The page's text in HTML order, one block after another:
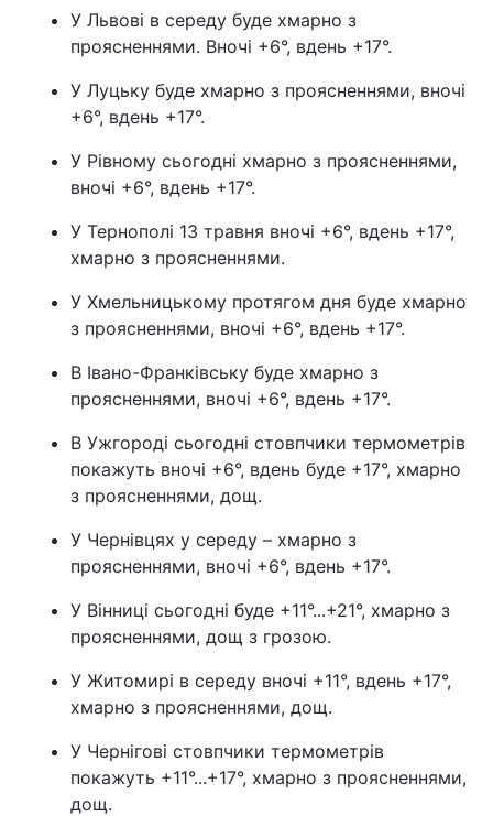
Зброя Інциденти
Цікавинки
Екологія Регіони
Інтерв'ю Думки
Архів Вакансії
Послуги
Тема оформлення
У Львові в середу буде хмарно з
проясненнями. Вночі +6°, вдень +17°.
У Луцьку буде хмарно з проясненнями, вночі
+6°, вдень +17°.
У Рівному сьогодні хмарно з проясненнями,
вночі +6°, вдень +17°.
У Тернополі 13 травня вночі +6°, вдень +17°,
хмарно з проясненнями.
У Хмельницькому протягом дня буде хмарно
з проясненнями, вночі +6°, вдень +17°.
В Івано-Франківську буде хмарно з
проясненнями, вночі +6°, вдень +17°.
В Ужгороді сьогодні стовпчики термометрів
покажуть вночі +6°, вдень буде +17°, хмарно
з проясненнями, дощ.
У Чернівцях у середу – хмарно з
проясненнями, вночі +6°, вдень +17°.
У Вінниці сьогодні буде +11°...+21°, хмарно з
проясненнями, дощ з грозою.
У Житомирі в середу вночі +11°, вдень +17°,
хмарно з проясненнями, дощ.
У Чернігові стовпчики термометрів
покажуть +11°...+17°, хмарно з проясненнями,
дощ.